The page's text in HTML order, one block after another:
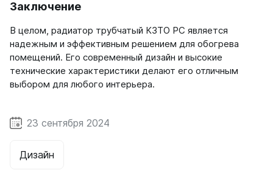
Заключение
В целом, радиатор трубчатый КЗТО РС является
надежным и эффективным решением для обогрева
помещений. Его современный дизайн и высокие
технические характеристики делают его отличным
выбором для любого интерьера.
Дизайн
23 сентября 2024